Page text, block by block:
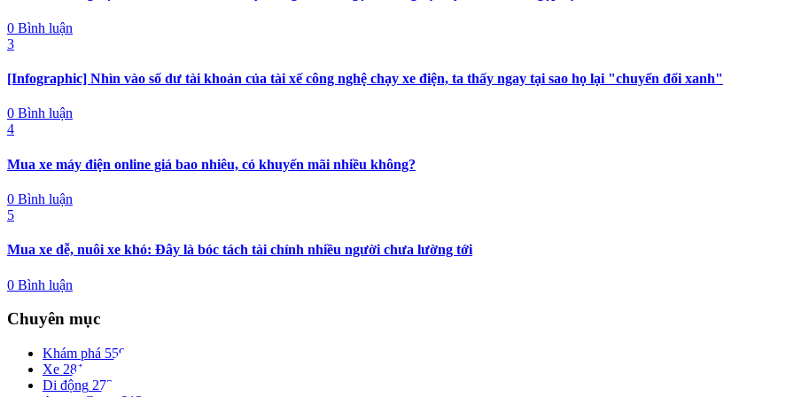
0 Bình luận
3
[Infographic] Nhìn vào số dư tài khoản của tài xế công nghệ chạy xe điện, ta thấy ngay tại sao họ lại "chuyển đổi xanh"
0 Bình luận
4
Mua xe máy điện online giá bao nhiêu, có khuyến mãi nhiều không?
0 Bình luận
5
Mua xe dễ, nuôi xe khó: Đây là bóc tách tài chính nhiều người chưa lường tới
0 Bình luận
Chuyên mục
Khám phá 559
Xe 281
Di động 273